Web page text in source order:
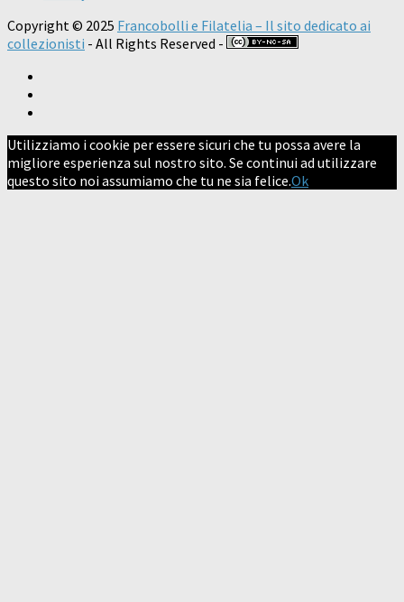
Copyright © 2025 Francobolli e Filatelia – Il sito dedicato ai
collezionisti - All Rights Reserved -
Utilizziamo i cookie per essere sicuri che tu possa avere la
migliore esperienza sul nostro sito. Se continui ad utilizzare
questo sito noi assumiamo che tu ne sia felice.Ok